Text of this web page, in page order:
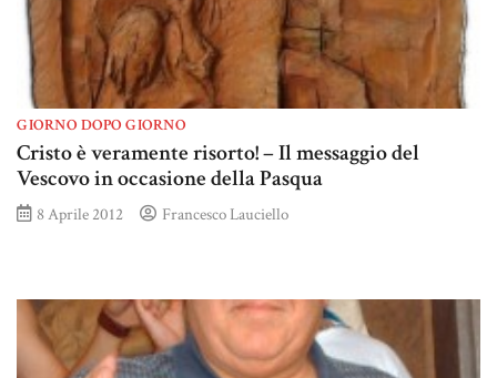
GIORNO DOPO GIORNO
Cristo è veramente risorto! – Il messaggio del
Vescovo in occasione della Pasqua
8 Aprile 2012 Francesco Lauciello